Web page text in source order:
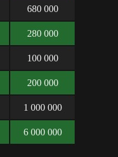
680 000
280 000
100 000
200 000
1 000 000
6 000 000